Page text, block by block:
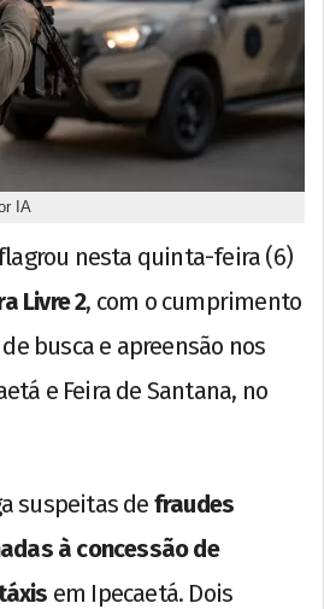
IA
nesta quinta-feira (6)
Livre 2, com o cumprimento
busca e apreensão nos
e Feira de Santana, no
suspeitas de fraudes
à concessão de
em Ipecaetá. Dois